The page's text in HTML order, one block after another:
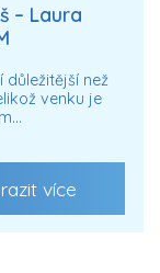
– Laura
než
venku je
více